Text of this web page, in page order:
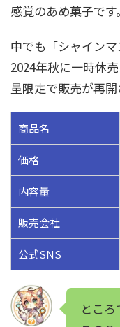
感覚のあめ菓子です。
中でも「シャイン
2024年秋に一時休
量限定で販売が再開
商品名
価格
内容量
販売会社
公式SNS
とこ